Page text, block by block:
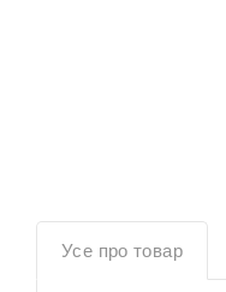
Усе про товар